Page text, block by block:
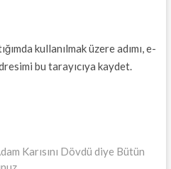
kullanılmak üzere adımı, e-
bu tarayıcıya kaydet.
Karısını Dövdü diye Bütün